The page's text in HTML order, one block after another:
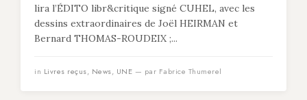
lira l’ÉDITO libr&critique signé CUHEL, avec les
dessins extraordinaires de Joël HEIRMAN et
Bernard THOMAS-ROUDEIX ;...
in Livres reçus, News, UNE — par Fabrice Thumerel